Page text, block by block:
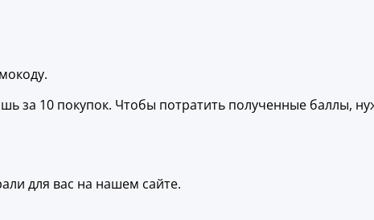
за 10 покупок. Чтобы потратить полученные баллы,
для вас на нашем сайте.